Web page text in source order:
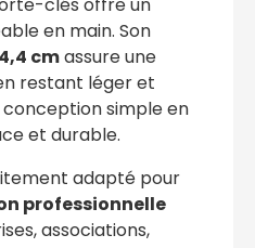
en main. Son
cmassure une
restant léger et
conception simple en
et durable.
adapté pour
professionnelle
associations,